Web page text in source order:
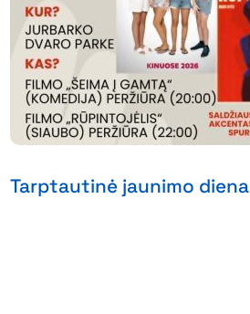
Tarptautinė jaunimo diena